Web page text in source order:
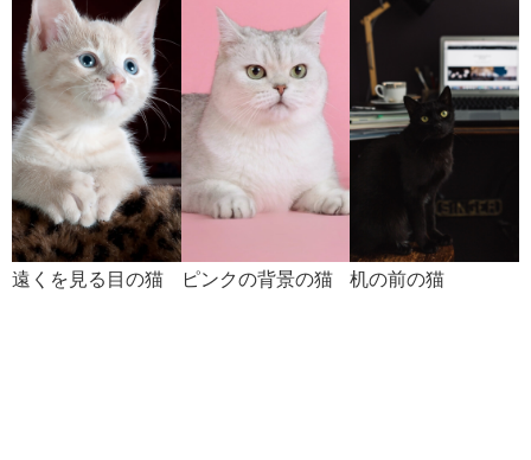
遠くを見る目の猫 ピンクの背景の猫 机の前の猫